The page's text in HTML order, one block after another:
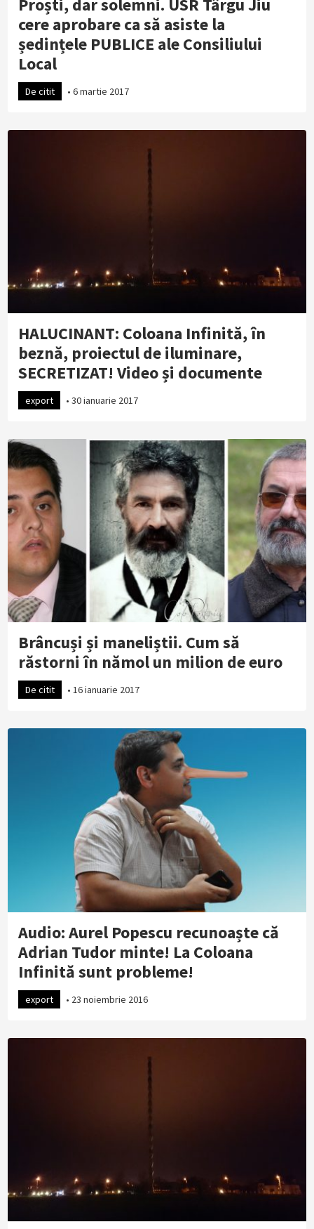
Proști, dar solemni. USR Târgu Jiu
cere aprobare ca să asiste la
ședințele PUBLICE ale Consiliului
Local
De citit • 6 martie 2017
HALUCINANT: Coloana Infinită, în
beznă, proiectul de iluminare,
SECRETIZAT! Video și documente
export • 30 ianuarie 2017
Brâncuși și maneliștii. Cum să
răstorni în nămol un milion de euro
De citit • 16 ianuarie 2017
Audio: Aurel Popescu recunoaște că
Adrian Tudor minte! La Coloana
Infinită sunt probleme!
export • 23 noiembrie 2016